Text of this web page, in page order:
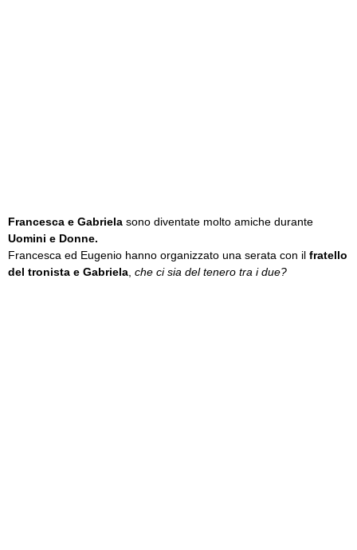
Francesca e Gabriela sono diventate molto amiche durante
Uomini e Donne.
Francesca ed Eugenio hanno organizzato una serata con il fratello
del tronista e Gabriela che ci sia del tenero tra i due?